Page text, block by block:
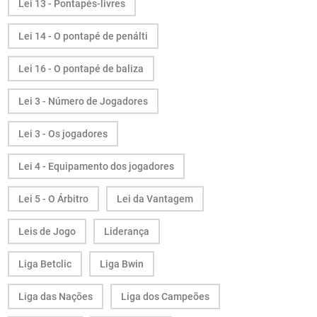
Lei 13 - Pontapés-livres
Lei 14 - O pontapé de penálti
Lei 16 - O pontapé de baliza
Lei 3 - Número de Jogadores
Lei 3 - Os jogadores
Lei 4 - Equipamento dos jogadores
Lei 5 - O Árbitro Lei da Vantagem
Leis de Jogo Liderança
Liga Betclic Liga Bwin
Liga das Nações Liga dos Campeões